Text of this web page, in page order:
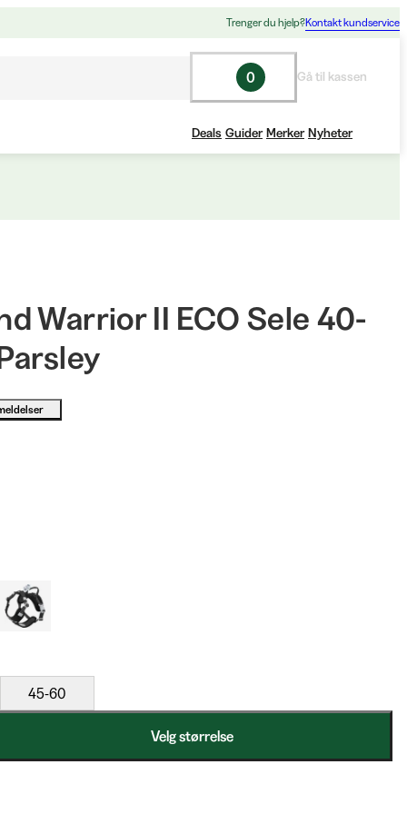
Trenger du hjelp?Kontakt kundservice
0 Gå til kassen
Deals Guider Merker Nyheter
Warrior II ECO Sele 40-
45-60
Velg størrelse